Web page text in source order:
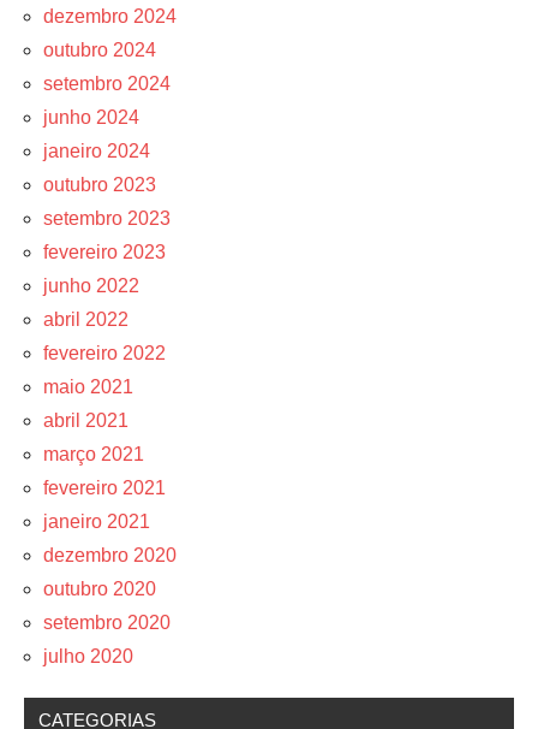
dezembro 2024
outubro 2024
setembro 2024
junho 2024
janeiro 2024
outubro 2023
setembro 2023
fevereiro 2023
junho 2022
abril 2022
fevereiro 2022
maio 2021
abril 2021
março 2021
fevereiro 2021
janeiro 2021
dezembro 2020
outubro 2020
setembro 2020
julho 2020
CATEGORIAS